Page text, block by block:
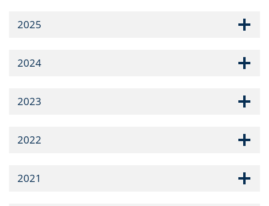
2025
2024
2023
2022
2021